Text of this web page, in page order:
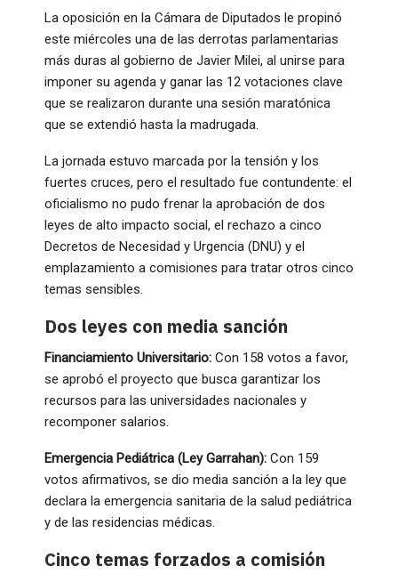
La oposición en la Cámara de Diputados le propinó
este miércoles una de las derrotas parlamentarias
más duras al gobierno de Javier Milei, al unirse para
imponer su agenda y ganar las 12 votaciones clave
que se realizaron durante una sesión maratónica
que se extendió hasta la madrugada.
La jornada estuvo marcada por la tensión y los
fuertes cruces, pero el resultado fue contundente: el
oficialismo no pudo frenar la aprobación de dos
leyes de alto impacto social, el rechazo a cinco
Decretos de Necesidad y Urgencia (DNU) y el
emplazamiento a comisiones para tratar otros cinco
temas sensibles.
Dos leyes con media sanción
Financiamiento Universitario: Con 158 votos a favor,
se aprobó el proyecto que busca garantizar los
recursos para las universidades nacionales y
recomponer salarios.
Emergencia Pediátrica (Ley Garrahan): Con 159
votos afirmativos, se dio media sanción a la ley que
declara la emergencia sanitaria de la salud pediátrica
y de las residencias médicas.
Cinco temas forzados a comisión